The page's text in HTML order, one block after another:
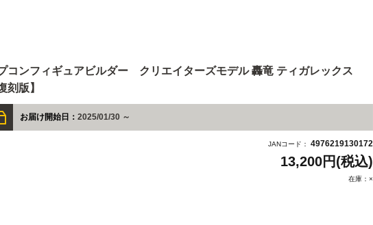
コンフィギュアビルダー クリエイターズモデル 轟竜 ティガレックス
刻版】
お届け開始日： 2025/01/30 ～
JANコード： 4976219130172
13,200円(税込)
在庫：×